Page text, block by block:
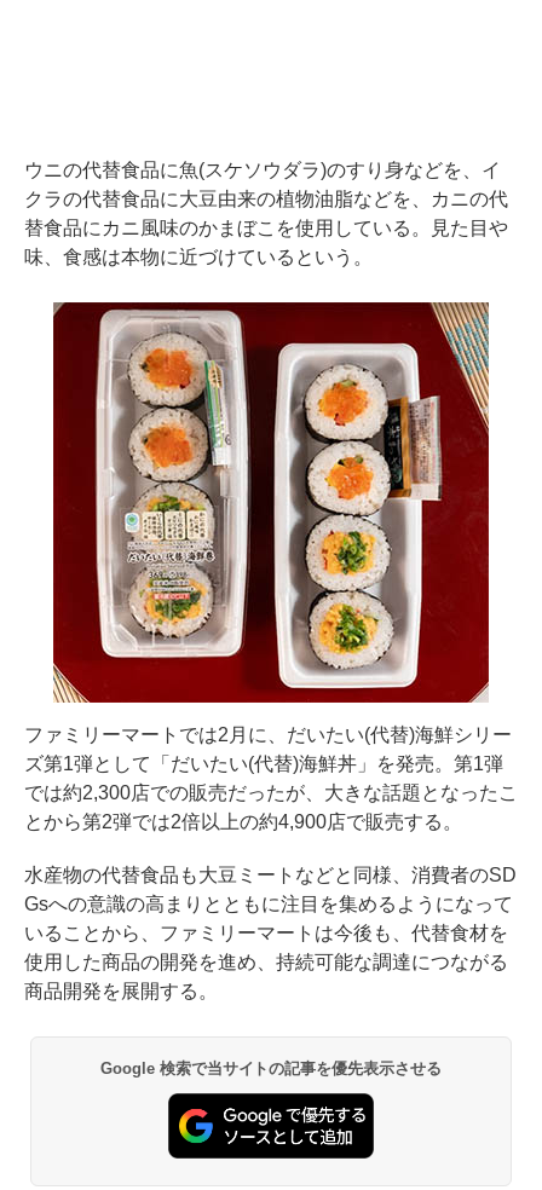
ウニの代替食品に魚(スケソウダラ)のすり身などを、イ
クラの代替食品に大豆由来の植物油脂などを、カニの代
替食品にカニ風味のかまぼこを使用している。見た目や
味、食感は本物に近づけているという。
ファミリーマートでは2月に、だいたい(代替)海鮮シリー
ズ第1弾として「だいたい(代替)海鮮丼」を発売。第1弾
では約2,300店での販売だったが、大きな話題となったこ
とから第2弾では2倍以上の約4,900店で販売する。
水産物の代替食品も大豆ミートなどと同様、消費者のSD
Gsへの意識の高まりとともに注目を集めるようになって
いることから、ファミリーマートは今後も、代替食材を
使用した商品の開発を進め、持続可能な調達につながる
商品開発を展開する。
Google 検索で当サイトの記事を優先表示させる